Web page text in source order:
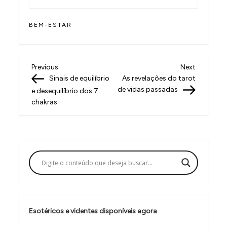
BEM-ESTAR
N
a
v
a
ç
o
d
Previous
Post
Previous
Sinais de equilíbrio
e desequilíbrio dos 7
chakras
Next
Post
Next
As revelações do tarot
de vidas passadas
Esotéricos e videntes disponíveis agora